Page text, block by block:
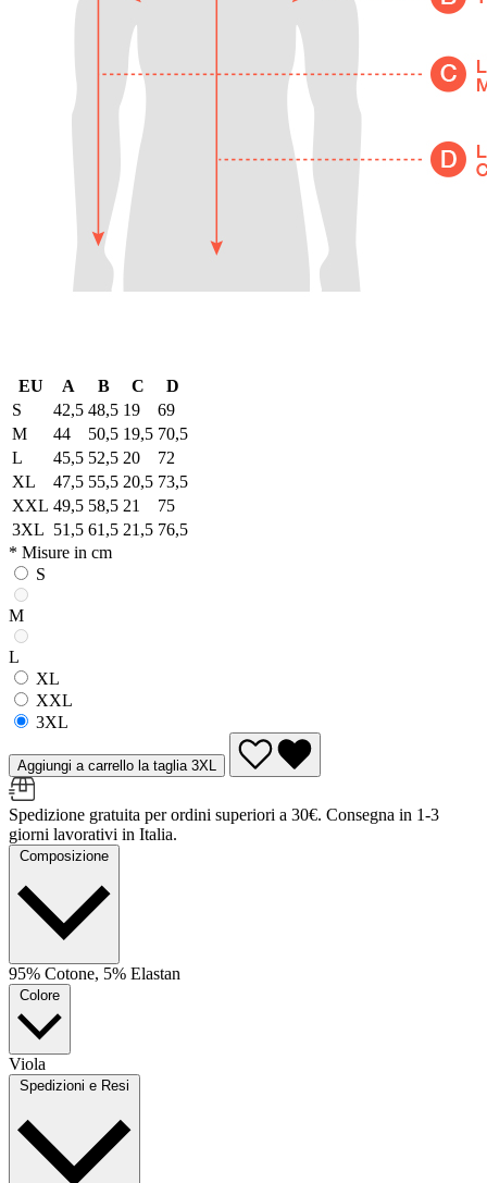
EU A B C
D
S
42,5 48,5 19
69
M
44 50,5 19,5 70,5
L
45,5 52,5 20
72
XL
47,5 55,5 20,5 73,5
XXL 49,5 58,5 21
75
3XL 51,5 61,5 21,5 76,5
* Misure in cm
S
M
L
XL
XXL
3XL
Aggiungi a carrello la taglia 3XL
Spedizione gratuita per ordini superiori a 30€. Consegna in 1-3
giorni lavorativi in Italia.
Composizione
95% Cotone, 5% Elastan
Colore
Viola
Spedizioni e Resi